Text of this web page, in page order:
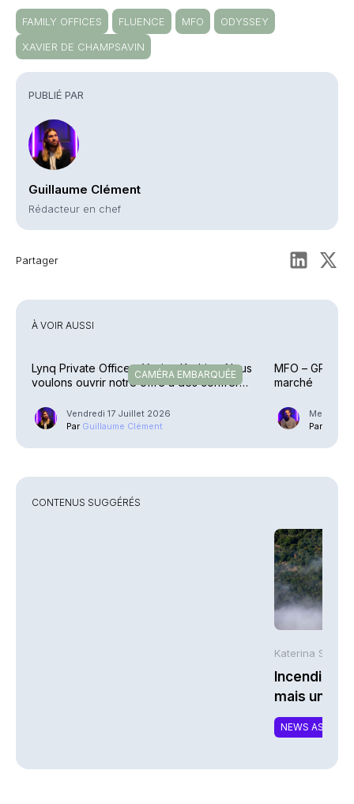
PUBLIÉ PAR
Guillaume Clément
Rédacteur en chef
Partager
FAMILY OFFICES FLUENCE MFO
ODYSSEY
XAVIER DE CHAMPSAVIN
À VOIR AUSSI
CAMÉRA EMBARQUÉE
Lynq Private Office – Yacine Kadri : « Nous
voulons ouvrir notre offre à des confrères
Vendredi 17 Juillet 2026
Par Guillaume Clément
MFO – GP
marché
Mercredi
Par
CONTENUS SUGGÉRÉS
Katerina
Incendies :
mais une
NEWS